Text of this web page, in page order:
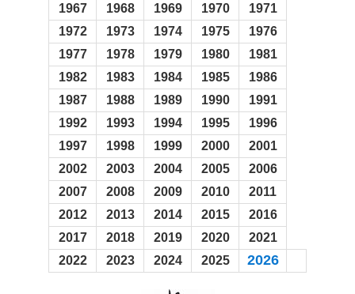
1967
1968 1969 1970
1971
1972
1973 1974 1975
1976
1977
1978 1979 1980
1981
1982
1983 1984 1985
1986
1987
1988 1989 1990
1991
1992
1993 1994 1995
1996
1997
1998 1999 2000
2001
2002
2003 2004 2005
2006
2007
2008 2009 2010
2011
2012
2013 2014 2015
2016
2017
2018 2019 2020
2021
2022
2023 2024 2025 2026